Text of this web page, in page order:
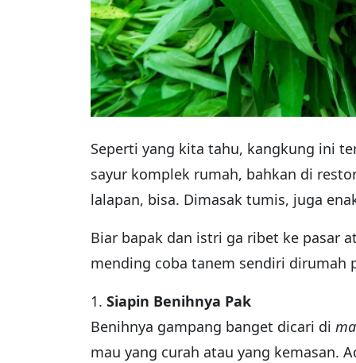
Seperti yang kita tahu, kangkung ini
sayur komplek rumah, bahkan di
lalapan, bisa. Dimasak tumis, juga
Biar bapak dan istri ga ribet ke pasar
mending coba tanem sendiri dirumah
1. Siapin Benihnya Pak
Benihnya gampang banget dicari di
mau yang curah atau yang kemasan.